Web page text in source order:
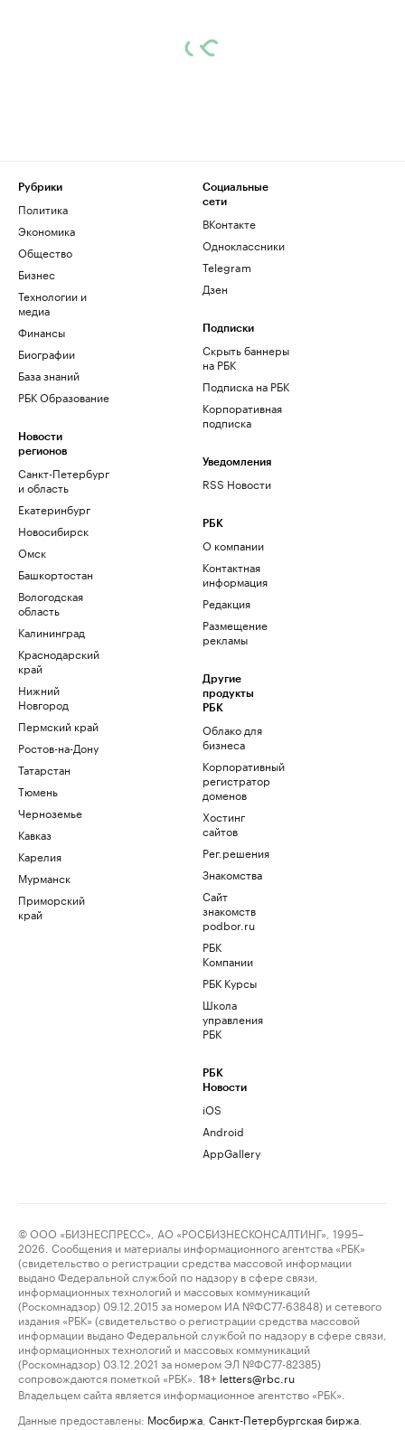
Рубрики
Политика
Экономика
Общество
Бизнес
Технологии и
медиа
Финансы
Биографии
База знаний
РБК Образование
Новости
регионов
Санкт-Петербург
и область
Екатеринбург
Новосибирск
Омск
Башкортостан
Вологодская
область
Калининград
Краснодарский
край
Нижний
Новгород
Пермский край
Ростов-на-Дону
Татарстан
Тюмень
Черноземье
Кавказ
Карелия
Мурманск
Приморский
край
Социальные
сети
ВКонтакте
Одноклассники
Telegram
Дзен
Подписки
Скрыть баннеры
на РБК
Подписка на РБК
Корпоративная
подписка
Уведомления
RSS Новости
РБК
О компании
Контактная
информация
Редакция
Размещение
рекламы
Другие
продукты
РБК
Облако для
бизнеса
Корпоративный
регистратор
доменов
Хостинг
сайтов
Рег.решения
Знакомства
Сайт
знакомств
podbor.ru
РБК
Компании
РБК Курсы
Школа
управления
РБК
РБК
Новости
iOS
Android
AppGallery
© ООО «БИЗНЕСПРЕСС», АО «РОСБИЗНЕСКОНСАЛТИНГ», 1995–
2026. Сообщения и материалы информационного агентства «РБК»
(свидетельство о регистрации средства массовой информации
выдано Федеральной службой по надзору в сфере связи,
информационных технологий и массовых коммуникаций
(Роскомнадзор) 09.12.2015 за номером ИА №ФС77-63848) и сетевого
издания «РБК» (свидетельство о регистрации средства массовой
информации выдано Федеральной службой по надзору в сфере связи,
информационных технологий и массовых коммуникаций
(Роскомнадзор) 03.12.2021 за номером ЭЛ №ФС77-82385)
сопровождаются пометкой «РБК».
18+ letters@rbc.ru
Владельцем сайта является информационное агентство «РБК».
Данные предоставлены: Мосбиржа Санкт-Петербургская биржа